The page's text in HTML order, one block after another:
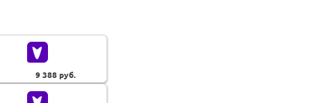
9 388 руб.